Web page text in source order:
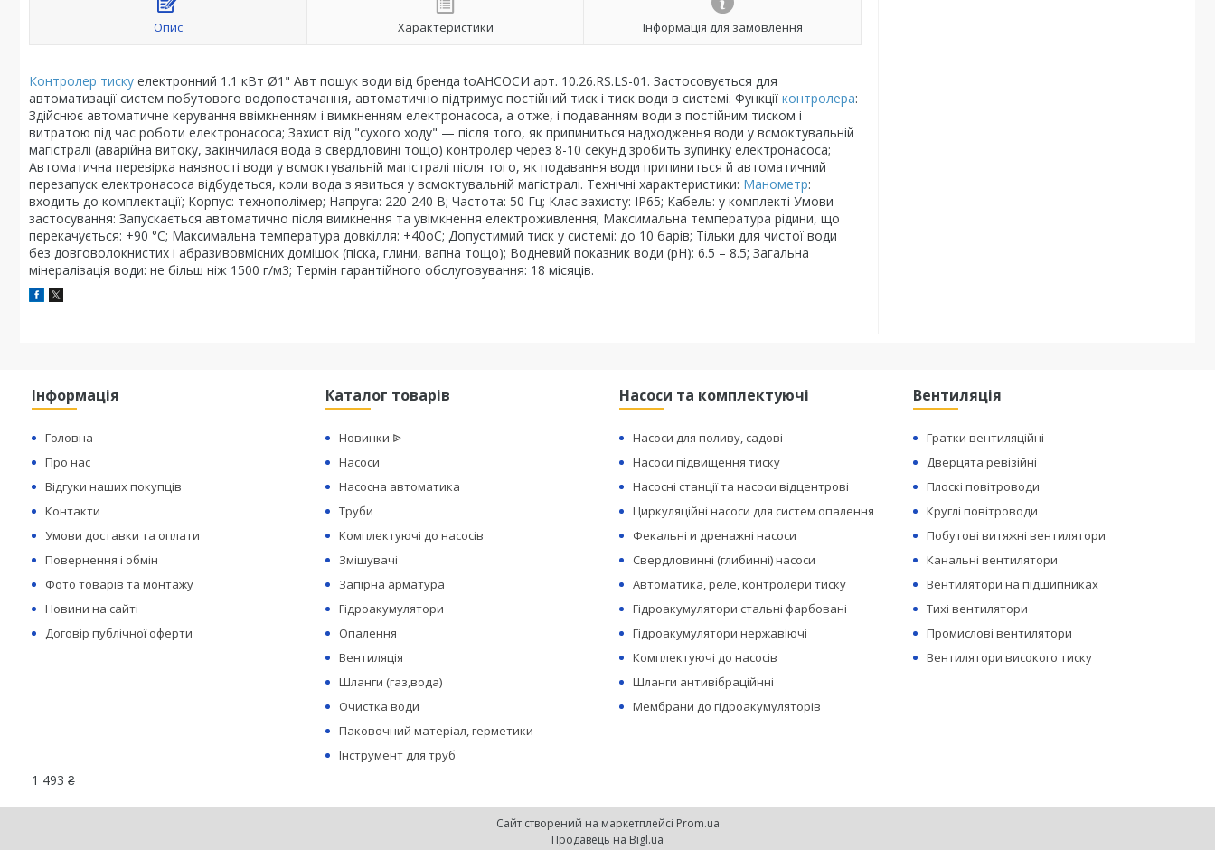
Опис Характеристики Інформація для замовлення
Контролер тиску електронний 1.1 кВт Ø1" Авт пошук води від бренда toАНСОСИ арт. 10.26.RS.LS-01. Застосовується для
автоматизації систем побутового водопостачання, автоматично підтримує постійний тиск і тиск води в системі. Функції контролера:
Здійснює автоматичне керування ввімкненням і вимкненням електронасоса, а отже, і подаванням води з постійним тиском і
витратою під час роботи електронасоса; Захист від "сухого ходу" — після того, як припиниться надходження води у всмоктувальній
магістралі (аварійна витоку, закінчилася вода в свердловині тощо) контролер через 8-10 секунд зробить зупинку електронасоса;
Автоматична перевірка наявності води у всмоктувальній магістралі після того, як подавання води припиниться й автоматичний
перезапуск електронасоса відбудеться, коли вода з'явиться у всмоктувальній магістралі. Технічні характеристики: Манометр:
входить до комплектації; Корпус: технополімер; Напруга: 220-240 В; Частота: 50 Гц; Клас захисту: IP65; Кабель: у комплекті Умови
застосування: Запускається автоматично після вимкнення та увімкнення електроживлення; Максимальна температура рідини, що
перекачується: +90 °C; Максимальна температура довкілля: +40oС; Допустимий тиск у системі: до 10 барів; Тільки для чистої води
без довговолокнистих і абразивовмісних домішок (піска, глини, вапна тощо); Водневий показник води (pH): 6.5 – 8.5; Загальна
мінералізація води: не більш ніж 1500 г/м3; Термін гарантійного обслуговування: 18 місяців.
Інформація
Головна
Про нас
Відгуки наших покупців
Контакти
Умови доставки та оплати
Повернення і обмін
Фото товарів та монтажу
Новини на сайті
Договір публічної оферти
Каталог товарів
Новинки ᐉ
Насоси
Насосна автоматика
Труби
Комплектуючі до насосів
Змішувачі
Запірна арматура
Гідроакумулятори
Опалення
Вентиляція
Шланги (газ,вода)
Очистка води
Паковочний матеріал, герметики
Інструмент для труб
Насоси та комплектуючі
Насоси для поливу, садові
Насоси підвищення тиску
Насосні станції та насоси відцентрові
Циркуляційні насоси для систем опалення
Фекальні и дренажні насоси
Свердловинні (глибинні) насоси
Автоматика, реле, контролери тиску
Гідроакумулятори стальні фарбовані
Гідроакумулятори нержавіючі
Комплектуючі до насосів
Шланги антивібраційнні
Мембрани до гідроакумуляторів
Вентиляція
Гратки вентиляційні
Дверцята ревізійні
Плоскі повітроводи
Круглі повітроводи
Побутові витяжні вентилятори
Канальні вентилятори
Вентилятори на підшипниках
Тихі вентилятори
Промислові вентилятори
Вентилятори високого тиску
1 493 ₴
Сайт створений на маркетплейсі Prom.ua
Продавець на Bigl.ua